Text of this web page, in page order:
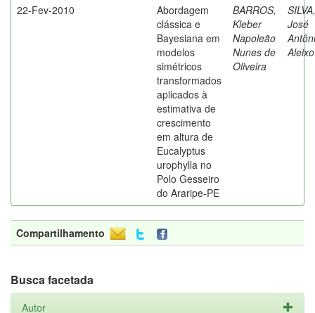
22-Fev-2010
Abordagem
clássica e
Bayesiana em
modelos
simétricos
transformados
aplicados à
estimativa de
crescimento
em altura de
Eucalyptus
urophylla no
Polo Gesseiro
do Araripe-PE
BARROS,
Kleber
Napoleão
Nunes de
Oliveira
SILVA,
José
Compartilhamento
Busca facetada
Autor